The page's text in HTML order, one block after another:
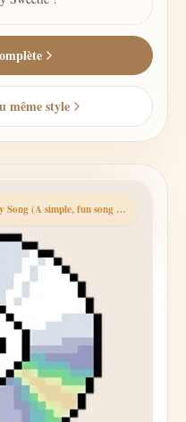
même style
Birthday Song (A simple, fun song that's perfect for a birthday celebration).